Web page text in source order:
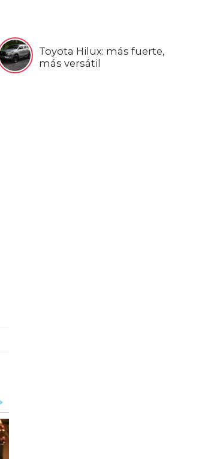
Toyota Hilux: más fuerte,
más versátil